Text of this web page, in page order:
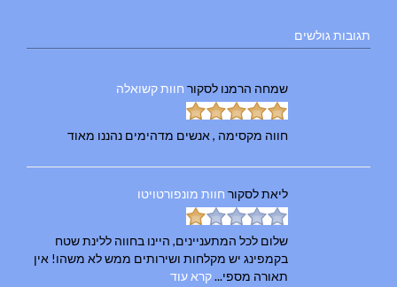
תגובות גולשים
שמחה הרמנו לסקור חוות קשואלה
חווה מקסימה , אנשים מדהימים נהננו מאוד
ליאתלסקור חוות מונפורטויטו
שלום לכל המתעניינים, היינו בחווה ללינת שטח
בקמפינג יש מקלחות ושירותים ממש לא משהו! אין
תאורה מספי...קרא עוד